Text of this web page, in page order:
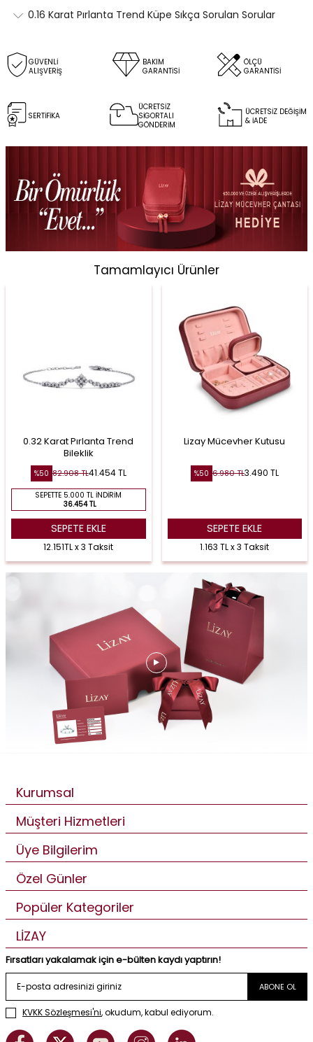
0.16 Karat Pırlanta Trend Küpe Sıkça Sorulan Sorular
GÜVENLİ
ALIŞVERİŞ
BAKIM
GARANTİSİ
ÖLÇÜ
GARANTİSİ
SERTİFİKA
ÜCRETSİZ
SİGORTALI
GÖNDERİM
ÜCRETSİZ DEĞİŞİM
& İADE
Tamamlayıcı Ürünler
0.32 Karat Pırlanta Trend
Bileklik
%50 82.908TL41.454TL
SEPETTE 5.000 TL İNDIRIM
36.454 TL
SEPETE EKLE
12.151TL x 3 Taksit
Lizay Mücevher Kutusu
%50 6.980TL3.490 TL
SEPETE EKLE
1.163 TL x 3 Taksit
Kurumsal
Müşteri Hizmetleri
Üye Bilgilerim
Özel Günler
Popüler Kategoriler
LİZAY
Fırsatları yakalamak için e-bülten kaydı yaptırın!
ABONE OL
KVKK Sözleşmesi'ni, okudum, kabul ediyorum.